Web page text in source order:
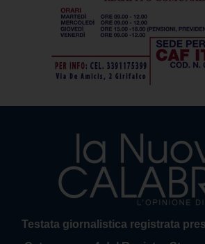
Testata giornalistica registrata